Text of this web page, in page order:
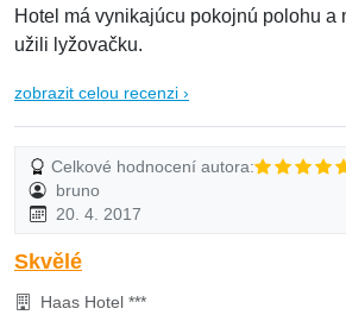
Hotel má vynikajúcu pokojnú polohu a maximálne sme si
užili lyžovačku.
zobrazit celou recenzi ›
Celkové hodnocení autora:
bruno
20. 4. 2017
Skvělé
Haas Hotel ***